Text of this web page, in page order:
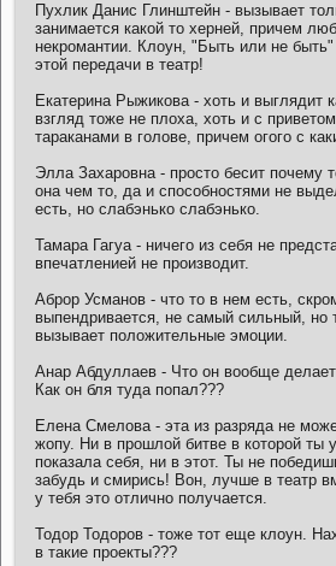
Пухлик Данис Глинштейн - вызывает
занимается какой то херней, причем
некромантии. Клоун, "Быть или не
этой передачи в театр!
Екатерина Рыжикова - хоть и выглядит
взгляд тоже не плоха, хоть и с
тараканами в голове, причем огого с
Элла Захаровна - просто бесит почему
она чем то, да и способностями не
есть, но слабэнько слабэнько.
Тамара Гагуа - ничего из себя не
впечатленией не производит.
Аброр Усманов - что то в нем есть,
выпендривается, не самый сильный, но
вызывает положительные эмоции.
Анар Абдуллаев - Что он вообще
Как он бля туда попал???
Елена Смелова - эта из разряда не
жопу. Ни в прошлой битве в которой ты
показала себя, ни в этот. Ты не
забудь и смирись! Вон, лучше в театр
у тебя это отлично получается.
Тодор Тодоров - тоже тот еще клоун.
в такие проекты???